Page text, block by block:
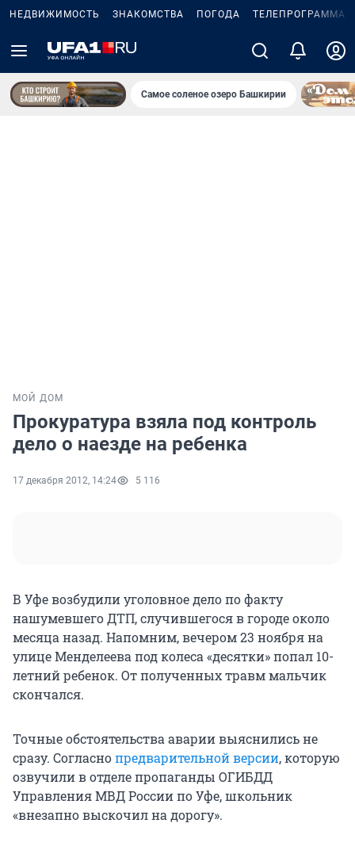
НЕДВИЖИМОСТЬ ЗНАКОМСТВА ПОГОДА ТЕЛЕПРОГРАММА
Самое соленое озеро Башкирии
МОЙ ДОМ
Прокуратура взяла под контроль
дело о наезде на ребенка
17 декабря 2012, 14:24 5 116
В Уфе возбудили уголовное дело по факту
нашумевшего ДТП, случившегося в городе около
месяца назад. Напомним, вечером 23 ноября на
улице Менделеева под колеса «десятки» попал 10-
летний ребенок. От полученных травм мальчик
скончался.
Точные обстоятельства аварии выяснились не
сразу. Согласнопредварительной версии, которую
озвучили в отделе пропаганды ОГИБДД
Управления МВД России по Уфе, школьник
«внезапно выскочил на дорогу».